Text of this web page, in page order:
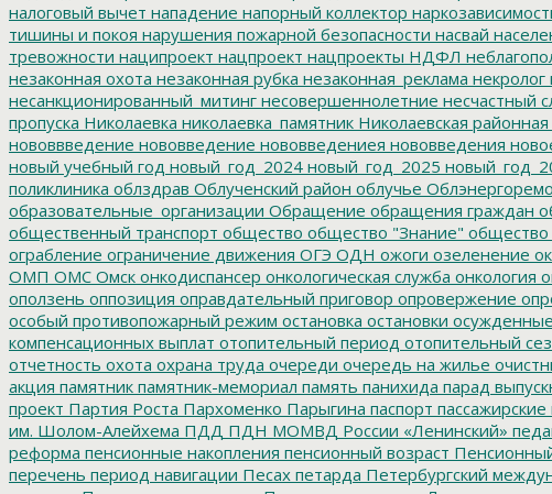
налоговый вычет нападение напорный коллектор
тишины и покоя нарушения пожарной безопасности насвай
тревожности наципроект нацпроект нацпроекты НДФЛ
незаконная охота незаконная рубка незаконная_реклама некролог
несанкционированный_митинг несовершеннолетние несчастный
пропуска Николаевка николаевка_памятник Николаевская
нововвведение нововведение нововведениея нововведения
новый учебный год новый_год_2024 новый_год_2025
поликлиника облздрав Облученский район облучье
образовательные_организации Обращение обращения граждан
общественный транспорт общество общество "Знание" общество
ограбление ограничение движения ОГЭ ОДН ожоги озеленение
ОМП ОМС Омск онкодиспансер онкологическая служба онкология
оползень оппозиция оправдательный приговор опровержение
особый противопожарный режим остановка остановки осужденные
компенсационных выплат отопительный период отопительный
отчетность охота охрана труда очереди очередь на жилье
акция памятник памятник-мемориал память панихида парад
проект Партия Роста Пархоменко Парыгина паспорт
им. Шолом-Алейхема ПДД ПДН МОМВД России «Ленинский»
реформа пенсионные накопления пенсионный возраст
перечень период навигации Песах петарда Петербургский